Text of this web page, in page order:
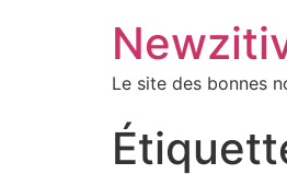
Le site des bonnes